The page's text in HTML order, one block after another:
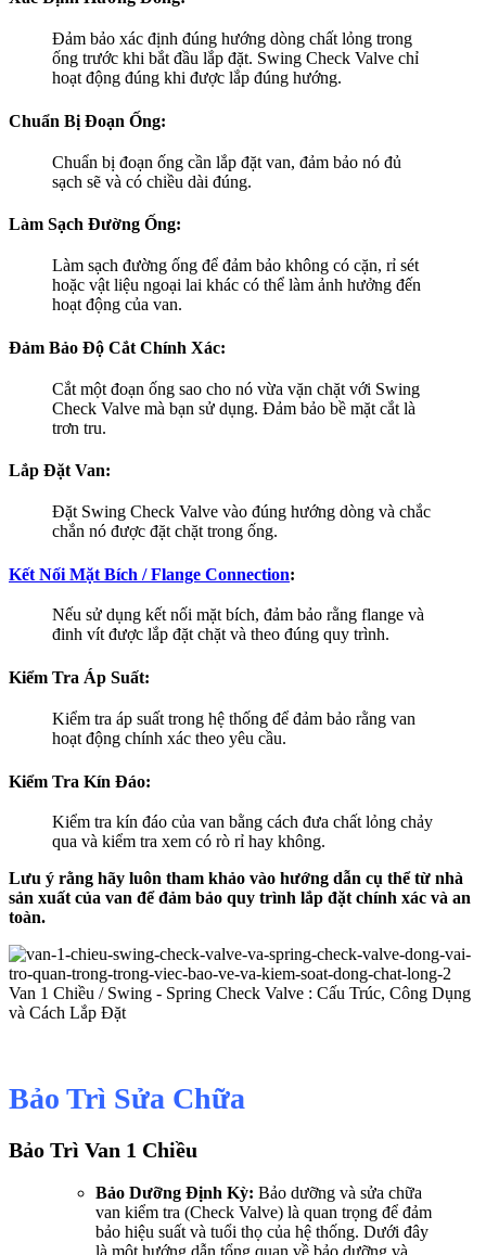
Đảm bảo xác định đúng hướng dòng chất lỏng trong
ống trước khi bắt đầu lắp đặt. Swing Check Valve chỉ
hoạt động đúng khi được lắp đúng hướng.
Chuẩn Bị Đoạn Ống:
Chuẩn bị đoạn ống cần lắp đặt van, đảm bảo nó đủ
sạch sẽ và có chiều dài đúng.
Làm Sạch Đường Ống:
Làm sạch đường ống để đảm bảo không có cặn, rỉ sét
hoặc vật liệu ngoại lai khác có thể làm ảnh hưởng đến
hoạt động của van.
Đảm Bảo Độ Cắt Chính Xác:
Cắt một đoạn ống sao cho nó vừa vặn chặt với Swing
Check Valve mà bạn sử dụng. Đảm bảo bề mặt cắt là
trơn tru.
Lắp Đặt Van:
Đặt Swing Check Valve vào đúng hướng dòng và chắc
chắn nó được đặt chặt trong ống.
Kết Nối Mặt Bích / Flange Connection:
Nếu sử dụng kết nối mặt bích, đảm bảo rằng flange và
đinh vít được lắp đặt chặt và theo đúng quy trình.
Kiểm Tra Áp Suất:
Kiểm tra áp suất trong hệ thống để đảm bảo rằng van
hoạt động chính xác theo yêu cầu.
Kiểm Tra Kín Đáo:
Kiểm tra kín đáo của van bằng cách đưa chất lỏng chảy
qua và kiểm tra xem có rò rỉ hay không.
Lưu ý rằng hãy luôn tham khảo vào hướng dẫn cụ thể từ nhà
sản xuất của van để đảm bảo quy trình lắp đặt chính xác và an
toàn.
Bảo Trì Sửa Chữa
Bảo Trì Van 1 Chiều
Bảo Dưỡng Định Kỳ: Bảo dưỡng và sửa chữa
van kiểm tra (Check Valve) là quan trọng để đảm
bảo hiệu suất và tuổi thọ của hệ thống. Dưới đây
là một hướng dẫn tổng quan về bảo dưỡng và